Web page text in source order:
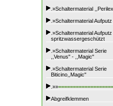
.»Schaltermaterial
.»Schaltermaterial Aufputz
.»Schaltermaterial Aufputz
spritzwassergeschützt
.»Schaltermaterial Serie
,,Venus" - ,,Magic"
.»Schaltermaterial Serie
Biticino,,Magic"
.»»
Abgreifklemmen